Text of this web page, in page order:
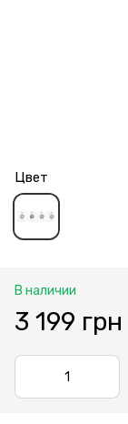
Цвет
В наличии
3 199 грн